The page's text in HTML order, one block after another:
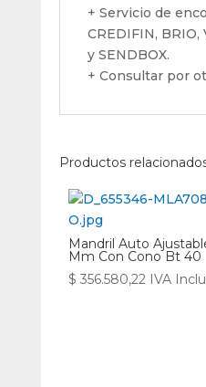
+ Servicio de
CREDIFIN, BRIO,
y SENDBOX.
+ Consultar por
Productos
Mandril Auto
Mm Con Cono Bt 40
$ 356.580,22 IVA